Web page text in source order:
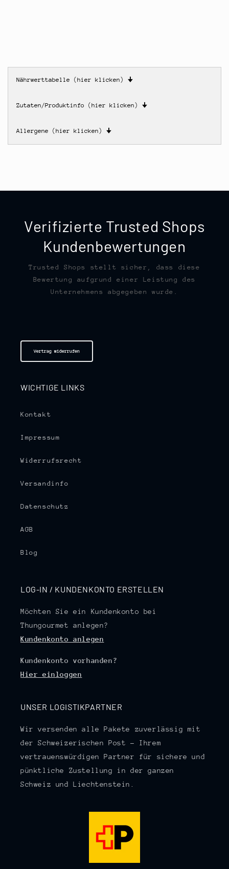
Nährwerttabelle (hier klicken) 🠋
Zutaten/Produktinfo (hier klicken) 🠋
Allergene (hier klicken) 🠋
Verifizierte Trusted Shops
Kundenbewertungen
Trusted Shops stellt sicher, dass diese
Bewertung aufgrund einer Leistung des
Unternehmens abgegeben wurde.
Vertrag widerrufen
WICHTIGE LINKS
Kontakt
Impressum
Widerrufsrecht
Versandinfo
Datenschutz
AGB
Blog
LOG-IN / KUNDENKONTO ERSTELLEN
Möchten Sie ein Kundenkonto bei
Thungourmet anlegen?
Kundenkonto anlegen
Kundenkonto vorhanden?
Hier einloggen
UNSER LOGISTIKPARTNER
Wir versenden alle Pakete zuverlässig mit
der Schweizerischen Post – Ihrem
vertrauenswürdigen Partner für sichere und
pünktliche Zustellung in der ganzen
Schweiz und Liechtenstein.